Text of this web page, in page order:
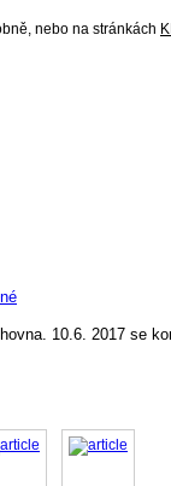
nebo na stránkách
10.6. 2017 se